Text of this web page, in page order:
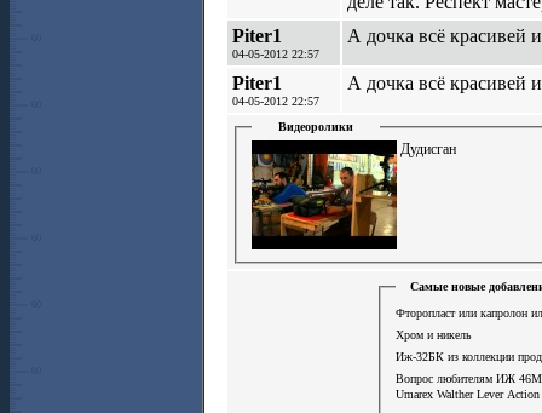
Piter1
04-05-2012 22:57
А дочка всё красивей
Piter1
04-05-2012 22:57
А дочка всё красивей
Видеоролики
Дудисган
Самые новые
Фторопласт или капролон
Хром и никель
Иж-32БК из коллекции
Вопрос любителям ИЖ
Umarex Walther Lever